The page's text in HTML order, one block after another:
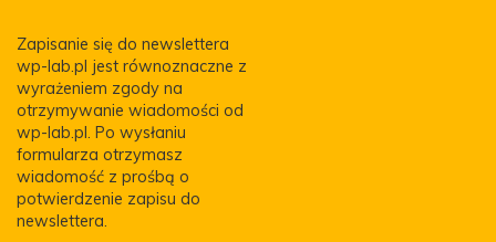
Zapisanie się do newslettera
wp-lab.pl jest równoznaczne z
wyrażeniem zgody na
otrzymywanie wiadomości od
wp-lab.pl. Po wysłaniu
formularza otrzymasz
wiadomość z prośbą o
potwierdzenie zapisu do
newslettera.